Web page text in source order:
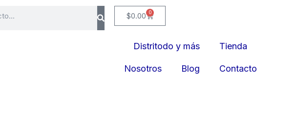
$0.00 0
Cart
Distritodo y más Tienda
Nosotros Blog Contacto